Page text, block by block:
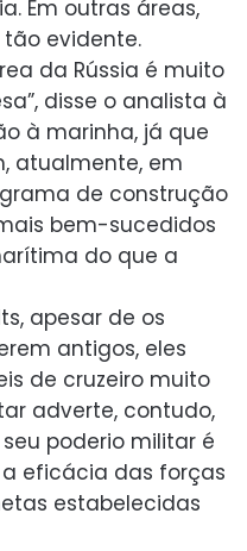
Em outras áreas,
evidente.
da Rússia é muito
disse o analista à
à marinha, já que
atualmente, em
de construção
bem-sucedidos
do que a
apesar de os
antigos, eles
de cruzeiro muito
adverte, contudo,
poderio militar é
a eficácia das forças
estabelecidas